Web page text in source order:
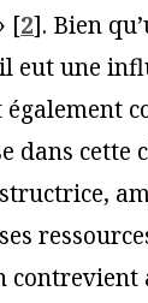
[2]. Bien
eut une
dans cette